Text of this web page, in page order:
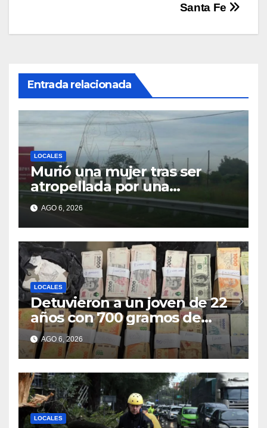
Santa Fe
Entrada relacionada
LOCALES
Murió una mujer tras ser
atropellada por una
motocicleta en Nelson
AGO 6, 2026
LOCALES
Detuvieron a un joven de 22
años con 700 gramos de
cocaína
AGO 6, 2026
LOCALES